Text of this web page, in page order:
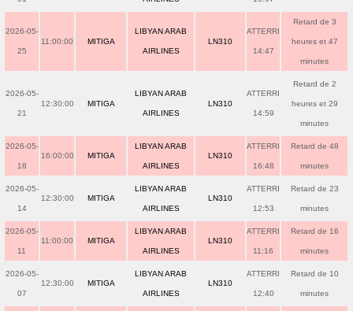
2026-05-
25
11:00:00 MITIGA
LIBYAN ARAB
AIRLINES
LN310
ATTERRI
14:47
Retard de 3
heures et 47
minutes
2026-05-
21
12:30:00 MITIGA
LIBYAN ARAB
AIRLINES
LN310
ATTERRI
14:59
Retard de 2
heures et 29
minutes
2026-05-
18
16:00:00 MITIGA
LIBYAN ARAB
AIRLINES
LN310
ATTERRI
16:48
Retard de 48
minutes
2026-05-
14
12:30:00 MITIGA
LIBYAN ARAB
AIRLINES
LN310
ATTERRI
12:53
Retard de 23
minutes
2026-05-
11
11:00:00 MITIGA
LIBYAN ARAB
AIRLINES
LN310
ATTERRI
11:16
Retard de 16
minutes
2026-05-
07
12:30:00 MITIGA
LIBYAN ARAB
AIRLINES
LN310
ATTERRI
12:40
Retard de 10
minutes